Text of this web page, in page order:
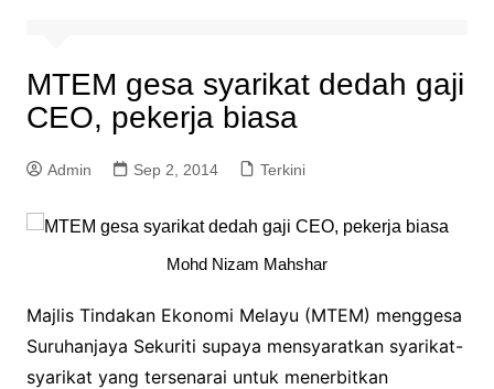
MTEM gesa syarikat dedah gaji
CEO, pekerja biasa
Admin Sep 2, 2014 Terkini
Mohd Nizam Mahshar
Majlis Tindakan Ekonomi Melayu (MTEM) menggesa
Suruhanjaya Sekuriti supaya mensyaratkan syarikat-
syarikat yang tersenarai untuk menerbitkan